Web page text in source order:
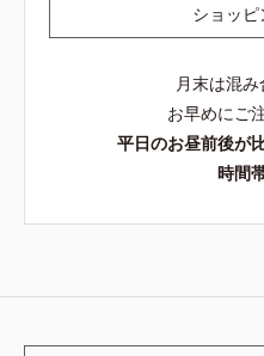
ショッピ
月末は混
お早めにご
平日のお昼前後が
時間